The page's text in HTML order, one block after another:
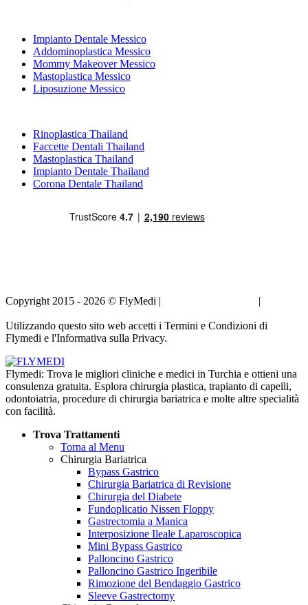
Impianto Dentale Messico
Addominoplastica Messico
Mommy Makeover Messico
Mastoplastica Messico
Liposuzione Messico
Rinoplastica Thailand
Faccette Dentali Thailand
Mastoplastica Thailand
Impianto Dentale Thailand
Corona Dentale Thailand
Copyright 2015 - 2026 © FlyMedi |
|
Utilizzando questo sito web accetti i Termini e Condizioni di
Flymedi e l'Informativa sulla Privacy.
Flymedi: Trova le migliori cliniche e medici in Turchia e ottieni una
consulenza gratuita. Esplora chirurgia plastica, trapianto di capelli,
odontoiatria, procedure di chirurgia bariatrica e molte altre specialità
con facilità.
Trova Trattamenti
Torna al Menu
Chirurgia Bariatrica
Bypass Gastrico
Chirurgia Bariatrica di Revisione
Chirurgia del Diabete
Fundoplicatio Nissen Floppy
Gastrectomia a Manica
Interposizione Ileale Laparoscopica
Mini Bypass Gastrico
Palloncino Gastrico
Palloncino Gastrico Ingeribile
Rimozione del Bendaggio Gastrico
Sleeve Gastrectomy